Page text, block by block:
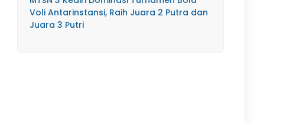
Voli Antarinstansi, Raih Juara 2 Putra dan
Juara 3 Putri